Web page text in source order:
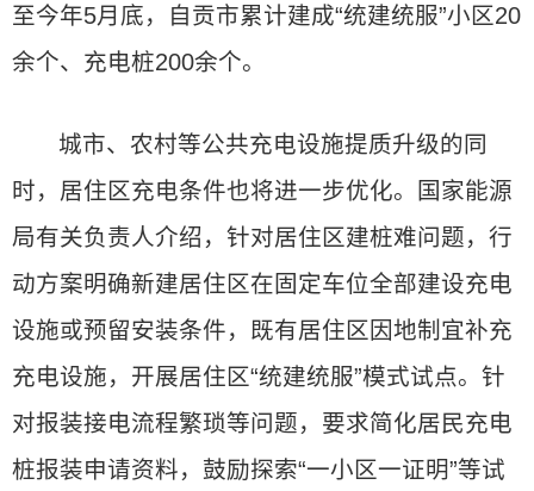
至今年5月底，自贡市累计建成“统建统服”小区20
余个、充电桩200余个。
城市、农村等公共充电设施提质升级的同
时，居住区充电条件也将进一步优化。国家能源
局有关负责人介绍，针对居住区建桩难问题，行
动方案明确新建居住区在固定车位全部建设充电
设施或预留安装条件，既有居住区因地制宜补充
充电设施，开展居住区“统建统服”模式试点。针
对报装接电流程繁琐等问题，要求简化居民充电
桩报装申请资料，鼓励探索“一小区一证明”等试